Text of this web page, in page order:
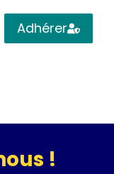
Adhérer
!